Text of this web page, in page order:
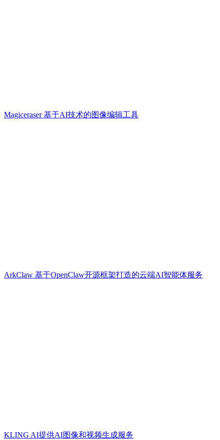
Magiceraser 基于AI技术的图像编辑工具
ArkClaw 基于OpenClaw开源框架打造的云端AI智能体服务
KLING AI提供AI图像和视频生成服务